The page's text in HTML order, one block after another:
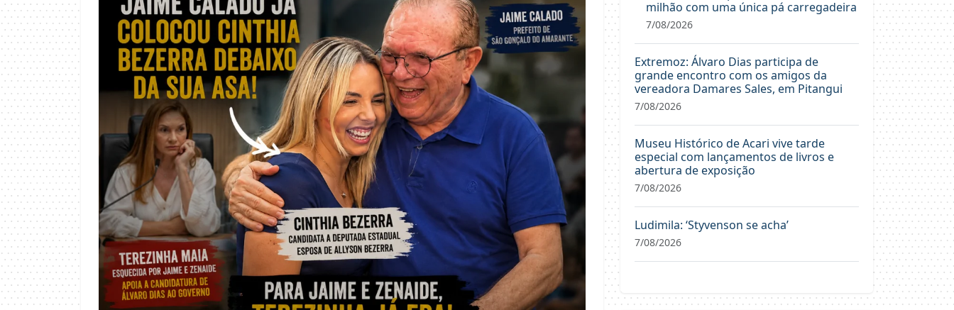
milhão com uma única pá carregadeira
7/08/2026
Extremoz: Álvaro Dias participa de
grande encontro com os amigos da
vereadora Damares Sales, em Pitangui
7/08/2026
Museu Histórico de Acari vive tarde
especial com lançamentos de livros e
abertura de exposição
7/08/2026
Ludimila: ‘Styvenson se acha’
7/08/2026